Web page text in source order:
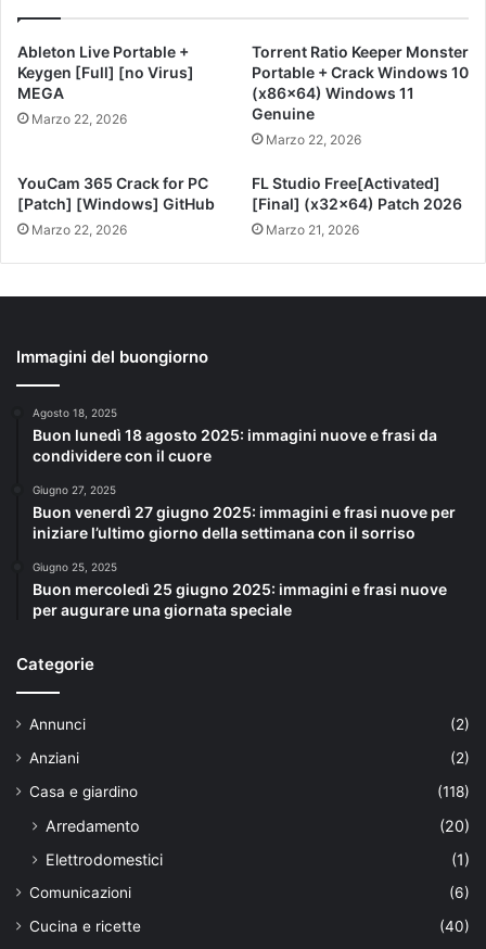
Ableton Live Portable +
Keygen [Full] [no Virus]
MEGA
Marzo 22, 2026
Torrent Ratio Keeper Monster
Portable + Crack Windows 10
(x86x64) Windows 11
Genuine
Marzo 22, 2026
YouCam 365 Crack for PC
[Patch] [Windows] GitHub
Marzo 22, 2026
FL Studio Free[Activated]
[Final] (x32x64) Patch 2026
Marzo 21, 2026
Immagini del buongiorno
Agosto 18, 2025
Buon lunedì 18 agosto 2025: immagini nuove e frasi da
condividere con il cuore
Giugno 27, 2025
Buon venerdì 27 giugno 2025: immagini e frasi nuove per
iniziare l’ultimo giorno della settimana con il sorriso
Giugno 25, 2025
Buon mercoledì 25 giugno 2025: immagini e frasi nuove
per augurare una giornata speciale
Categorie
Annunci
(2)
Anziani
(2)
Casa e giardino
(118)
Arredamento
(20)
Elettrodomestici
(1)
Comunicazioni
(6)
Cucina e ricette
(40)